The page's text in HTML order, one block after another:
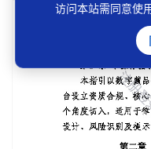
访问本站需同意使